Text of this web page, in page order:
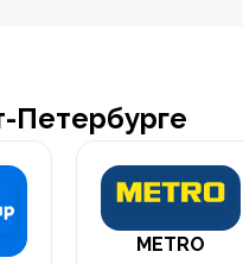
Петербурге
METRO